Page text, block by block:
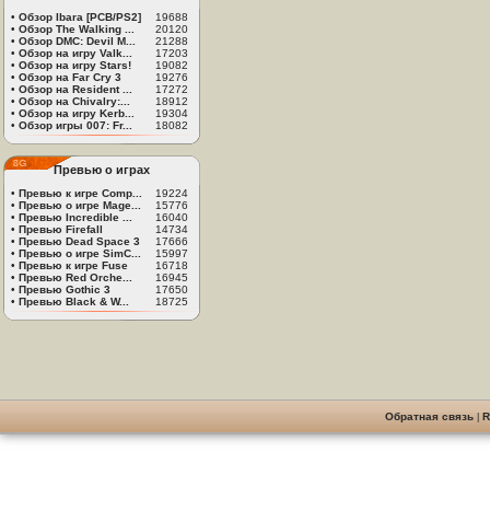
• Обзор Ibara [PCB/PS2]
19688
• Обзор The Walking ...
20120
• Обзор DMC: Devil M...
21288
• Обзор на игру Valk...
17203
• Обзор на игру Stars!
19082
• Обзор на Far Cry 3
19276
• Обзор на Resident ...
17272
• Обзор на Chivalry:...
18912
• Обзор на игру Kerb...
19304
• Обзор игры 007: Fr... 18082
Превью о играх
• Превью к игре Comp...
19224
• Превью о игре Mage...
15776
• Превью Incredible ...
16040
• Превью Firefall
14734
• Превью Dead Space 3
17666
• Превью о игре SimC...
15997
• Превью к игре Fuse
16718
• Превью Red Orche...
16945
• Превью Gothic 3
17650
• Превью Black & W... 18725
Обратная связь